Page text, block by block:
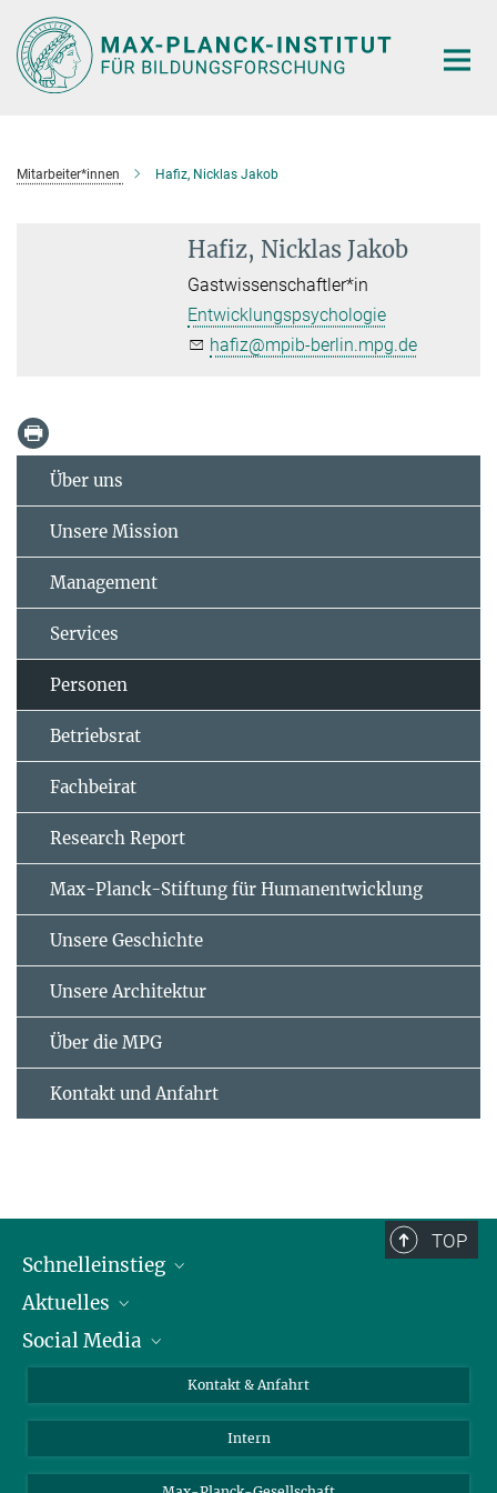
Hauptinhalt
Mitarbeiter*innen Hafiz, Nicklas Jakob
Hafiz, Nicklas Jakob
Gastwissenschaftler*in
Entwicklungspsychologie
hafiz@mpib-berlin.mpg.de
Über uns
Unsere Mission
Management
Services
Personen
Betriebsrat
Fachbeirat
Research Report
Max-Planck-Stiftung für Humanentwicklung
Unsere Geschichte
Unsere Architektur
Über die MPG
Kontakt und Anfahrt
TOP
Schnelleinstieg
Personen
Pressebereich
Aktuelles
Stellenangebote
Social Media
LinkedIn
Kontakt & Anfahrt
Intern